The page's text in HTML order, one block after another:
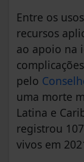
Entre os
recursos
ao apoio na
pelo
uma morte
Latina e
registrou
vivos em